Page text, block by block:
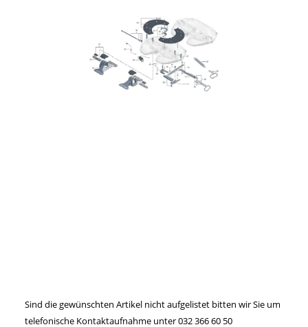
Sind die gewünschten Artikel nicht aufgelistet bitten wir Sie um
telefonische Kontaktaufnahme unter 032 366 60 50